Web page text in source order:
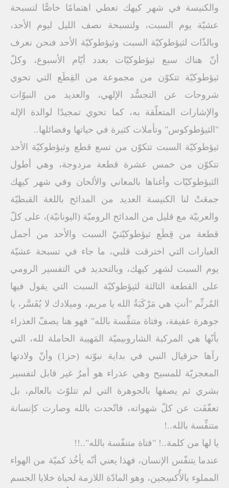
والكنيسة في شهر كيهك تعطي اهتمامًا خاصًّا لتسبحة
عشيّة يوم السبت، ولتسبحة نصف الليل ليوم الأحد،
وبالذّات لثيؤطوكيّة السبت وثيؤطوكيّة الأحد فنحن نعرف
أنّ هناك سبع ثيؤطوكيّات بعدد أيّام الأسبوع، وكلّ
ثيؤطوكيّة تتكوّن من مجموعة من القِطَع التي تحوي
شروحات عن التجسُّد الإلهي، والعديد من النبوّات
والإشارات المتعلّقة به، كما تحوي تمجيدًا لوالدة الإله
"الثيؤطوكوس" وتأملات كثيرة في حياتها وفضائلها..
ثيؤطوكيّة السبت تتكوّن من تسع قطع وثيؤطوكيّة الأحد
تتكوّن من خمس عشرة قطعة مزدوجة، وهي أطول
الثيؤطوكيّات وأغناها بالمعاني والألحان وفي شهر كيهك
جمعَتْ لنا الكنيسة العديد من المدائح باللغة القبطيّة
والعربيّة مع قليل من المدائح الروميّة (اليونانيّة)، على كلّ
قطعة من قِطَع ثيؤطوكيّتيّ السبت والأحد من أجمل
العبارات التي اخترقت قلبي، ما جاء في تسبحة عشيّة
يوم السبت لشهر كيهك، وبالتحديد في التفسير الرومي
على القطعة الثالثة لثيؤطوكيّة السبت التي يقول فيها
المُرنِّم "أنتِ هي مَرْكَبَةُ الله يا مريم، وميلادك لا يُفَسَّر، يا
جوهرة عفيفة، وفتاة متنفِّسة بالله" فهو هنا يصفّ العذراء
بأنّها هي المركبة الشاروبيميّة المَهيبة الحاملة لله، التي
رآها حزقيال النبي في بداية نبوّته (حز1) وأنّ ولادتها
المعجزيّة للمسيح وهي عذراء هو أمرٌ غير قابل لتفسير
بشري ثم يصفها بالجوهرة التي لم تتلوّث بالعالم، بل
تعفّفَت عن كلّ شهواته، فاتّحدت بالله وصارت كإنسانة
متنفِّسة بالله..!
يا لها من كلمة..! "فتاة متنفّسة بالله"..!!
عندما يتنفّس الإنسان، فهذا يعني أنّه يأخُذ كميّة من الهواء
المملوء بالأُكسِجين، وهو المادّة اللازمة لحياة خلايا الجسم